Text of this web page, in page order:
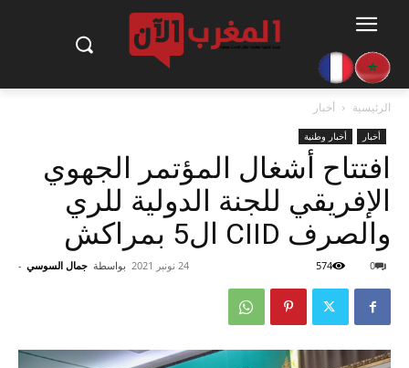
الرئيسية أخبار
أخبار أخبار وطنية
افتتاح أشغال المؤتمر الجهوي
الإفريقي للجنة الدولية للري
والصرف CIID ال5 بمراكش
بواسطة جمال السوسي - 24 نونبر 2021 0
574